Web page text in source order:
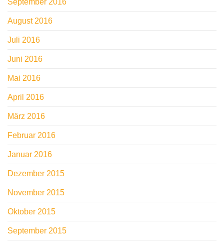
September 2016
August 2016
Juli 2016
Juni 2016
Mai 2016
April 2016
März 2016
Februar 2016
Januar 2016
Dezember 2015
November 2015
Oktober 2015
September 2015